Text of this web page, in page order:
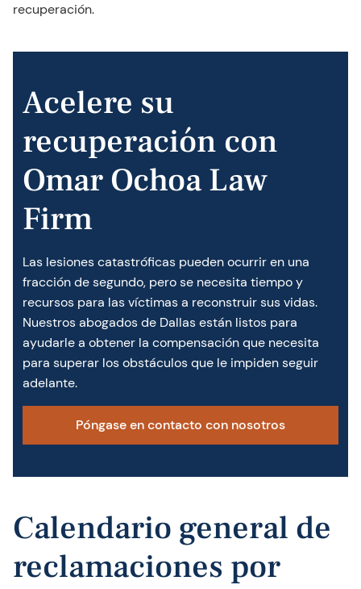
recuperación.
Acelere su
recuperación con
Omar Ochoa Law
Firm
Las lesiones catastróficas pueden ocurrir en una
fracción de segundo, pero se necesita tiempo y
recursos para las víctimas a reconstruir sus vidas.
Nuestros abogados de Dallas están listos para
ayudarle a obtener la compensación que necesita
para superar los obstáculos que le impiden seguir
adelante.
Póngase en contacto con nosotros
Calendario general de
reclamaciones por